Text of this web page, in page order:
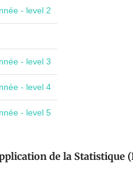
- level 2
- level 3
- level 4
- level 5
de la Statistique